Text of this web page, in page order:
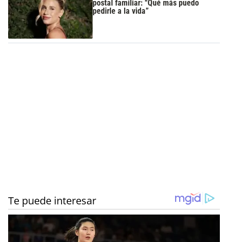
postal familiar: “Qué más puedo
pedirle a la vida”